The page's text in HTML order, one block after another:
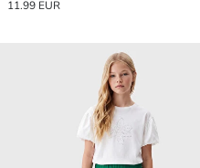
11.99 EUR